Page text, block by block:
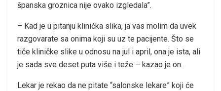
španska groznica nije ovako izgledala”.
– Kad je u pitanju klinička slika, ja vas molim da uvek
razgovarate sa onima koji su uz te pacijente. Što se
tiče kliničke slike u odnosu na jul i april, ona je ista, ali
je sada sve deset puta više i teže – kazao je on.
Lekar je rekao da ne pitate “salonske lekare” koji će